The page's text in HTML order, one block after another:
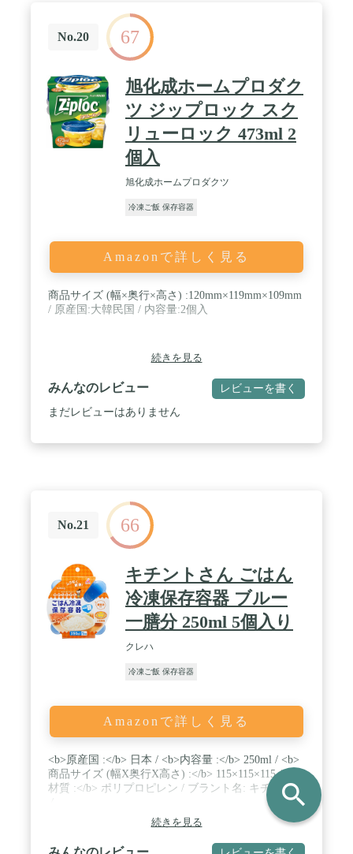
No.20 67
旭化成ホームプロダク
ツ ジップロック スク
リューロック 473ml 2
個入
旭化成ホームプロダクツ
冷凍ご飯 保存容器
Amazonで詳しく見る
商品サイズ (幅×奥行×高さ) :120mm×119mm×109mm
/ 原産国:大韓民国 / 内容量:2個入
続きを見る
みんなのレビュー レビューを書く
まだレビューはありません
No.21 66
キチントさん ごはん
冷凍保存容器 ブルー
一膳分 250ml 5個入り
クレハ
冷凍ご飯 保存容器
Amazonで詳しく見る
<b>原産国 :</b> 日本 / <b>内容量 :</b> 250ml / <b>
商品サイズ (幅X奥行X高さ) :</b> 115×115×115 / <b>
材質 :</b> ポリプロピレン / ブラント名: キチントさ
続きを見る
search